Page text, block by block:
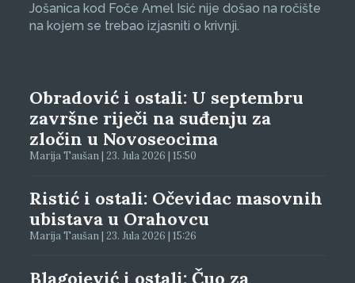
Jošanica kod Foče Amel Isić nije došao na ročište
na kojem se trebao izjasniti o krivnji.
Obradović i ostali: U septembru
završne riječi na suđenju za
zločin u Novoseocima
Marija Taušan | 23. Jula 2026 | 15:50
Ristić i ostali: Očevidac masovnih
ubistava u Orahovcu
Marija Taušan | 23. Jula 2026 | 15:26